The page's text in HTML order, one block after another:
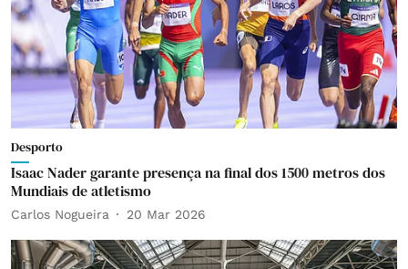
Desporto
Isaac Nader garante presença na final dos 1500 metros dos
Mundiais de atletismo
Carlos Nogueira 20 Mar 2026